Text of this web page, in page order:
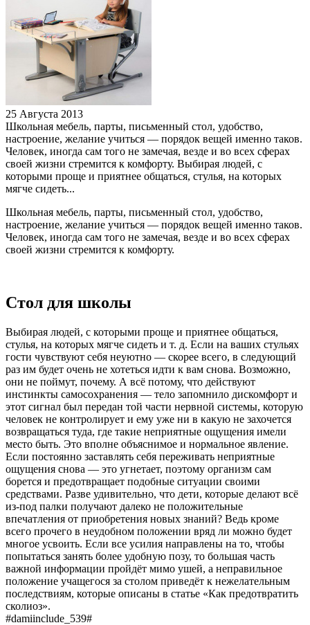
25 Августа 2013
Школьная мебель, парты, письменный стол, удобство,
настроение, желание учиться — порядок вещей именно таков.
Человек, иногда сам того не замечая, везде и во всех сферах
своей жизни стремится к комфорту. Выбирая людей, с
которыми проще и приятнее общаться, стулья, на которых
мягче сидеть...
Школьная мебель, парты, письменный стол, удобство,
настроение, желание учиться — порядок вещей именно таков.
Человек, иногда сам того не замечая, везде и во всех сферах
своей жизни стремится к комфорту.
Стол для школы
Выбирая людей, с которыми проще и приятнее общаться,
стулья, на которых мягче сидеть и т. д. Если на ваших стульях
гости чувствуют себя неуютно — скорее всего, в следующий
раз им будет очень не хотеться идти к вам снова. Возможно,
они не поймут, почему. А всё потому, что действуют
инстинкты самосохранения — тело запомнило дискомфорт и
этот сигнал был передан той части нервной системы, которую
человек не контролирует и ему уже ни в какую не захочется
возвращаться туда, где такие неприятные ощущения имели
место быть. Это вполне объяснимое и нормальное явление.
Если постоянно заставлять себя переживать неприятные
ощущения снова — это угнетает, поэтому организм сам
борется и предотвращает подобные ситуации своими
средствами. Разве удивительно, что дети, которые делают всё
из-под палки получают далеко не положительные
впечатления от приобретения новых знаний? Ведь кроме
всего прочего в неудобном положении вряд ли можно будет
многое усвоить. Если все усилия направлены на то, чтобы
попытаться занять более удобную позу, то большая часть
важной информации пройдёт мимо ушей, а неправильное
положение учащегося за столом приведёт к нежелательным
последствиям, которые описаны в статье «Как предотвратить
сколиоз».
#damiinclude_539#